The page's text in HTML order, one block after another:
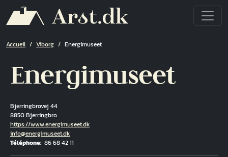
Fil d'Ariane
Accueil Viborg Energimuseet
Energimuseet
Bjerringbrovej 44
8850 Bjerringbro
Hjemmeside
https://www.energimuseet.dk
Courriel
info@energimuseet.dk
Téléphone 86 68 42 11